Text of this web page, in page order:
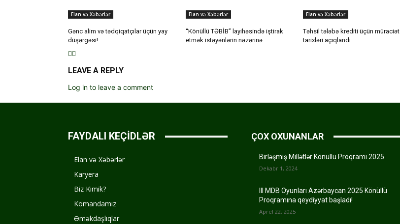
Elan və Xəbərlər
Gənc alim və tədqiqatçılar üçün yay
düşərgəsi!
Elan və Xəbərlər
“Könüllü TƏBİB” layihəsində iştirak
etmək istəyənlərin nəzərinə
Elan və Xəbərlər
Təhsil tələbə krediti üçün müraciət
tarixləri açıqlandı
LEAVE A REPLY
Log in to leave a comment
FAYDALI KEÇİDLƏR
Elan və Xəbərlər
Karyera
Biz Kimik?
Komandamız
Əməkdaşlıqlar
ÇOX OXUNANLAR
Birləşmiş Millətlər Könüllü Proqramı 2025
Dekabr 1, 2024
III MDB Oyunları Azərbaycan 2025 Könüllü
Proqramına qeydiyyat başladı!
Aprel 22, 2025